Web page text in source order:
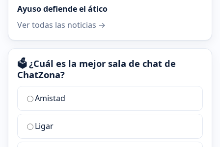
Ayuso defiende el ático
Ver todas las noticias →
🗳️ ¿Cuál es la mejor sala de chat de
ChatZona?
¿Cuál
la
mejor
sala
Amistad
Ligar